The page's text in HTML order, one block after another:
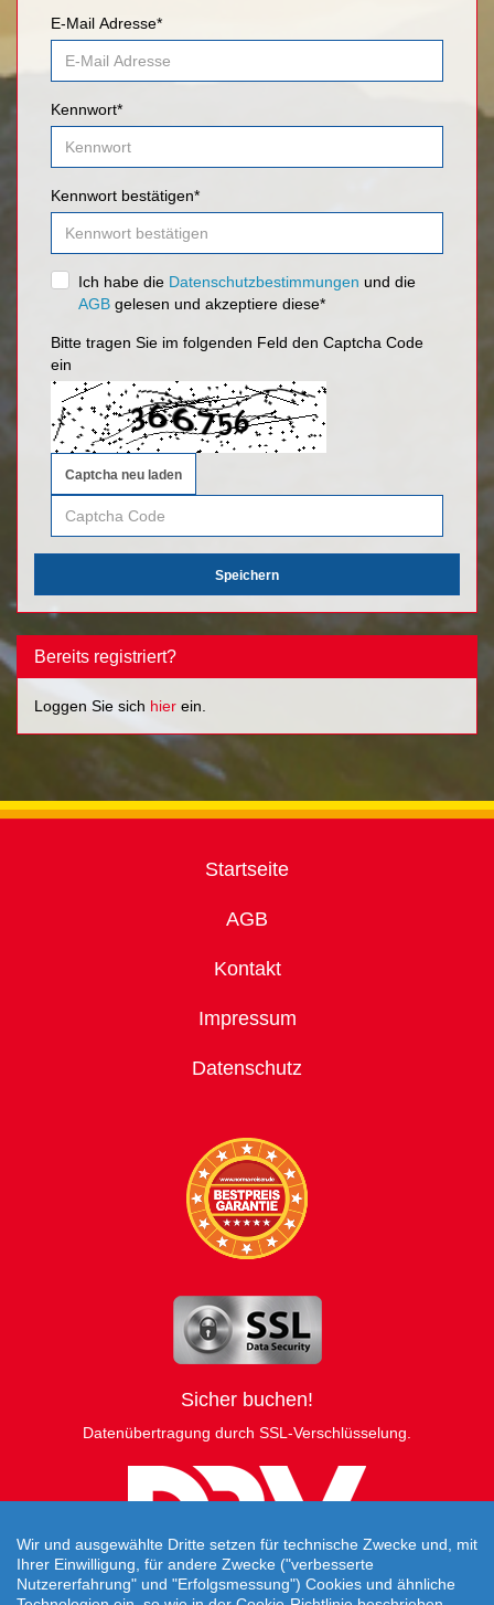
E-Mail Adresse*
Kennwort*
Kennwort bestätigen*
Ich habe die Datenschutzbestimmungen und die
AGB gelesen und akzeptiere diese*
Datenschutzbestimmungen
AGB
Bitte tragen Sie im folgenden Feld den Captcha Code
ein
Captcha neu laden
Bereits registriert?
Loggen Sie sich hier ein.
Startseite
AGB
Kontakt
Impressum
Datenschutz
Sicher buchen!
Datenübertragung durch SSL-Verschlüsselung.
Wir und ausgewählte Dritte setzen für technische Zwecke und, mit
Ihrer Einwilligung, für andere Zwecke ("verbesserte
Nutzererfahrung" und "Erfolgsmessung") Cookies und ähnliche